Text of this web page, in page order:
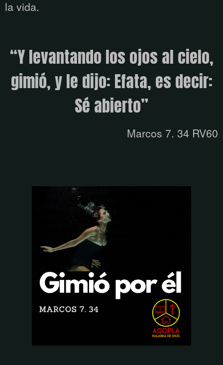
la vida.
“Ylevantando los ojos al cielo,
gimió, y le dijo: Efata, es decir:
Sé abierto”
Marcos 7. 34 RV60